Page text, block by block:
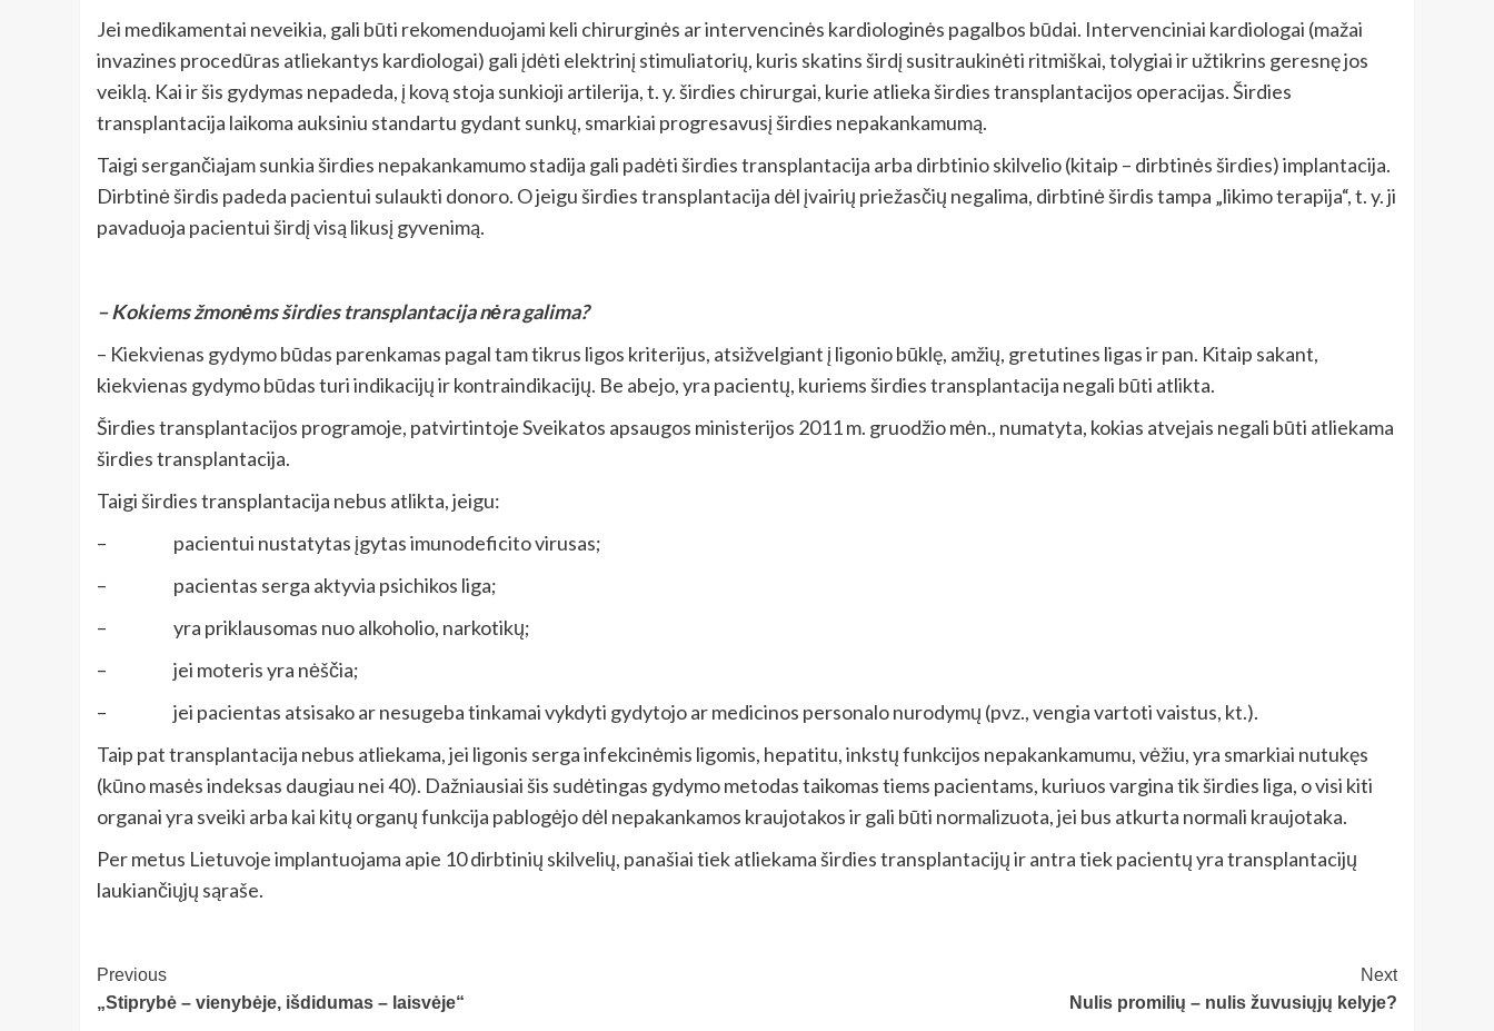
Jei medikamentai neveikia, gali būti rekomenduojami keli chirurginės ar intervencinės kardiologinės pagalbos būdai. Intervenciniai kardiologai (mažai
invazines procedūras atliekantys kardiologai) gali įdėti elektrinį stimuliatorių, kuris skatins širdį susitraukinėti ritmiškai, tolygiai ir užtikrins geresnę jos
veiklą. Kai ir šis gydymas nepadeda, į kovą stoja sunkioji artilerija, t. y. širdies chirurgai, kurie atlieka širdies transplantacijos operacijas. Širdies
transplantacija laikoma auksiniu standartu gydant sunkų, smarkiai progresavusį širdies nepakankamumą.
Taigi sergančiajam sunkia širdies nepakankamumo stadija gali padėti širdies transplantacija arba dirbtinio skilvelio (kitaip – dirbtinės širdies) implantacija.
Dirbtinė širdis padeda pacientui sulaukti donoro. O jeigu širdies transplantacija dėl įvairių priežasčių negalima, dirbtinė širdis tampa „likimo terapija“, t. y. ji
pavaduoja pacientui širdį visą likusį gyvenimą.
– Kokiems žmonėms širdies transplantacija nėra galima?
– Kiekvienas gydymo būdas parenkamas pagal tam tikrus ligos kriterijus, atsižvelgiant į ligonio būklę, amžių, gretutines ligas ir pan. Kitaip sakant,
kiekvienas gydymo būdas turi indikacijų ir kontraindikacijų. Be abejo, yra pacientų, kuriems širdies transplantacija negali būti atlikta.
Širdies transplantacijos programoje, patvirtintoje Sveikatos apsaugos ministerijos 2011 m. gruodžio mėn., numatyta, kokias atvejais negali būti atliekama
širdies transplantacija.
Taigi širdies transplantacija nebus atlikta, jeigu:
– pacientui nustatytas įgytas imunodeficito virusas;
– pacientas serga aktyvia psichikos liga;
– yra priklausomas nuo alkoholio, narkotikų;
– jei moteris yra nėščia;
– jei pacientas atsisako ar nesugeba tinkamai vykdyti gydytojo ar medicinos personalo nurodymų (pvz., vengia vartoti vaistus, kt.).
Taip pat transplantacija nebus atliekama, jei ligonis serga infekcinėmis ligomis, hepatitu, inkstų funkcijos nepakankamumu, vėžiu, yra smarkiai nutukęs
(kūno masės indeksas daugiau nei 40). Dažniausiai šis sudėtingas gydymo metodas taikomas tiems pacientams, kuriuos vargina tik širdies liga, o visi kiti
organai yra sveiki arba kai kitų organų funkcija pablogėjo dėl nepakankamos kraujotakos ir gali būti normalizuota, jei bus atkurta normali kraujotaka.
Per metus Lietuvoje implantuojama apie 10 dirbtinių skilvelių, panašiai tiek atliekama širdies transplantacijų ir antra tiek pacientų yra transplantacijų
laukiančiųjų sąraše.
Post
Navigation
Previous
„Stiprybė – vienybėje, išdidumas – laisvėje“
Next
Nulis promilių – nulis žuvusiųjų kelyje?